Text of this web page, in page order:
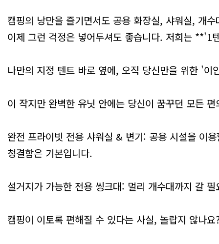
캠핑의 낭만을 즐기면서도 공용 화장실, 샤워실, 개
이제 그런 걱정은 넣어두셔도 좋습니다. 저희는
나만의 지정 텐트 바로 옆에, 오직 당신만을 위한 '
이 작지만 완벽한 유닛 안에는 당신이 꿈꾸던 모든
완전 프라이빗 전용 샤워실 & 변기: 공용 시설을 이
청결함은 기본입니다.
설거지가 가능한 전용 씽크대: 멀리 개수대까지 갈
캠핑이 이토록 편해질 수 있다는 사실, 놀랍지 않나요